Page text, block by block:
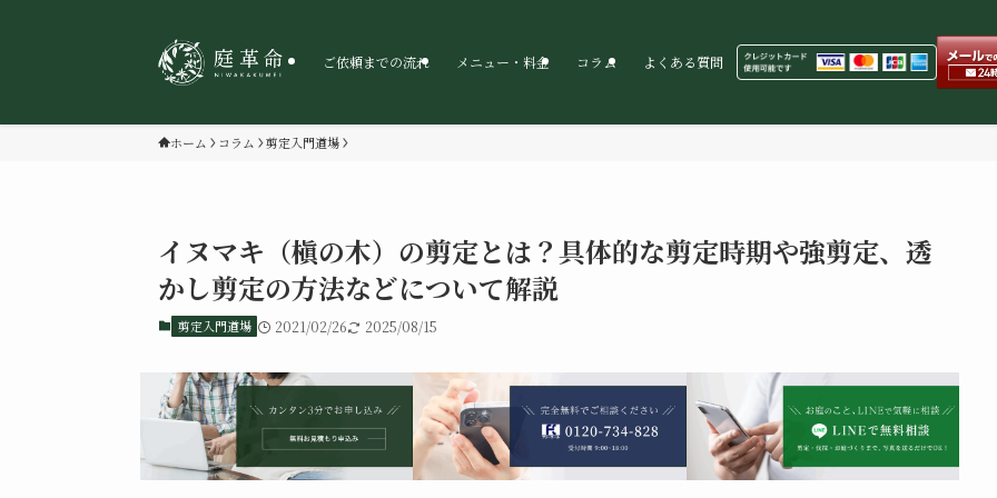
ご依頼までの流れ メニュー・料金 コラム よくある質問
ホーム コラム 剪定入門道場
イヌマキ（槇の木）の剪定とは？具体的な剪定時期や強剪定、透
かし剪定の方法などについて解説
剪定入門道場 2021/02/26 2025/08/15